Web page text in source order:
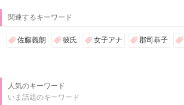
関連するキーワード
佐藤義朗 彼氏 女子アナ 郡司恭子
人気のキーワード
いま話題のキーワード